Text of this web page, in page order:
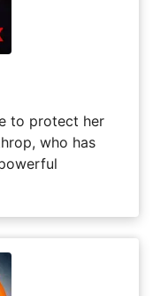
to protect her
who has